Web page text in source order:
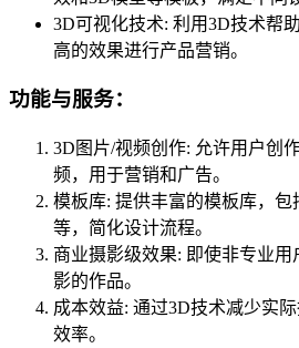
3D可视化技术: 利用3D技术帮
高的效果进行产品营销。
功能与服务：
3D图片/视频创作: 允许用户创
频，用于营销和广告。
模板库: 提供丰富的模板库，
等，简化设计流程。
商业摄影级效果: 即使非专业
影的作品。
成本效益: 通过3D技术减少实
效率。